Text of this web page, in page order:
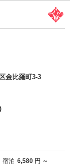
うち3.5
金比羅町3-3
宿泊 6,580 円 ～